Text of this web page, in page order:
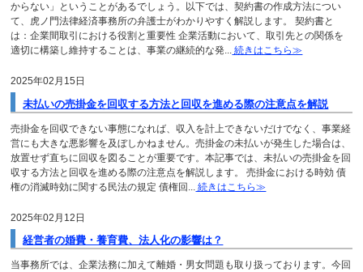
からない」ということがあるでしょう。以下では、契約書の作成方法につい
て、虎ノ門法律経済事務所の弁護士がわかりやすく解説します。 契約書と
は：企業間取引における役割と重要性 企業活動において、取引先との関係を
適切に構築し維持することは、事業の継続的な発... 続きはこちら≫
2025年02月15日
未払いの売掛金を回収する方法と回収を進める際の注意点を解説
売掛金を回収できない事態になれば、収入を計上できないだけでなく、事業経
営にも大きな悪影響を及ぼしかねません。売掛金の未払いが発生した場合は、
放置せず直ちに回収を図ることが重要です。本記事では、未払いの売掛金を回
収する方法と回収を進める際の注意点を解説します。 売掛金における時効 債
権の消滅時効に関する民法の規定 債権回...
続きはこちら≫
2025年02月12日
経営者の婚費・養育費、法人化の影響は？
当事務所では、企業法務に加えて離婚・男女問題も取り扱っております。今回